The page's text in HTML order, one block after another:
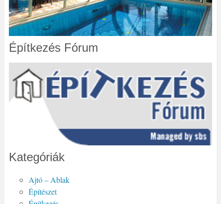
Építkezés Fórum
Kategóriák
Ajtó – Ablak
Építészet